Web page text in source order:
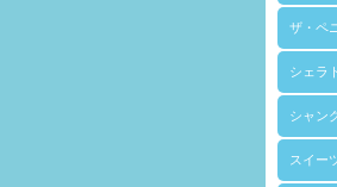
ザ・ペ
シェラ
シャン
スイー